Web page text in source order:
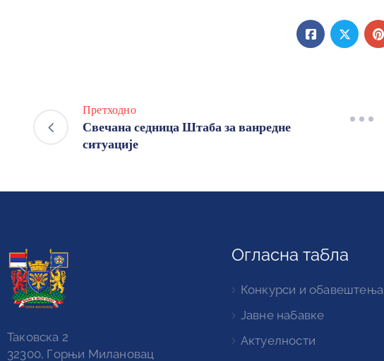
Претходно
Свечана седница Штаба за ванредне
ситуације
Таковска 2
32300, Горњи Милановац
Огласна табла
Конкурси и обавештења
Јавне набавке
Актуелности